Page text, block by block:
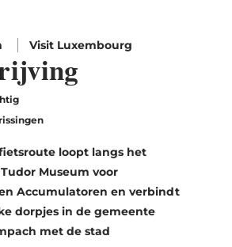
Visit Luxembourg
loopt langs het
Museum voor
Accumulatoren en verbindt
dorpjes in de gemeente
met de stad